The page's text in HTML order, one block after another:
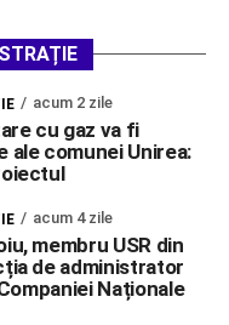
acum 2 zile
cu gaz va fi
ale comunei Unirea:
acum 4 zile
membru USR din
de administrator
Naționale